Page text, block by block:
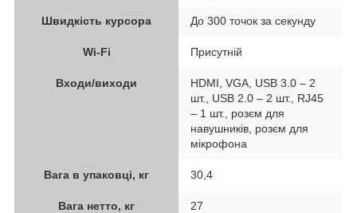
Швидкість курсора До 300 точок за секунду
Wi-Fi Присутній
Входи/виходи
HDMI, VGA, USB 3.0 – 2
шт., USB 2.0 – 2 шт., RJ45
– 1 шт., розєм для
навушників, розєм для
мікрофона
Вага в упаковці, кг 30,4
Вага нетто, кг 27